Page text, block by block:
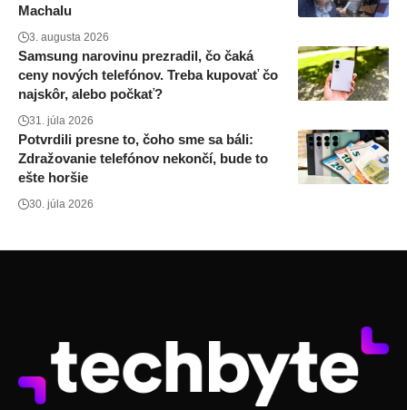
Machalu
3. augusta 2026
Samsung narovinu prezradil, čo čaká
ceny nových telefónov. Treba kupovať čo
najskôr, alebo počkať?
31. júla 2026
Potvrdili presne to, čoho sme sa báli:
Zdražovanie telefónov nekončí, bude to
ešte horšie
30. júla 2026